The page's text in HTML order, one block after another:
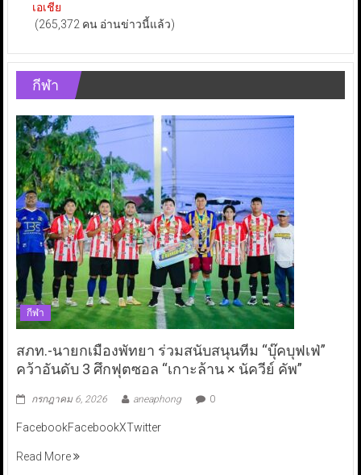
เอเชีย
(265,372 คน อ่านข่าวนี้แล้ว)
กีฬา
กีฬา
สภท.-นายกเมืองพัทยา ร่วมสนับสนุนทีม “บุ๊คบุฟเฟ่”
คว้าอันดับ 3 ศึกฟุตซอล “เกาะล้าน × นัควีย์ คัพ”
กรกฎาคม 6, 2026 aneaphong 0
FacebookFacebookXTwitter
Read More